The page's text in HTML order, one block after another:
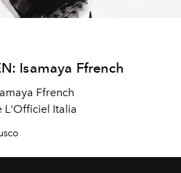
Isamaya Ffrench
Ffrench
L'Officiel Italia